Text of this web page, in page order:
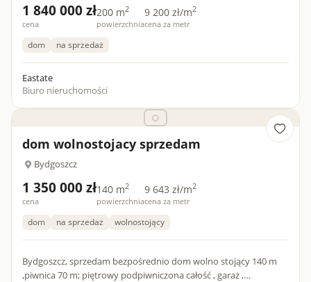
1 840 000 zł
cena
200 m2
powierzchnia
9 200 zł/m2
cena za metr
dom na sprzedaż
Eastate
Biuro nieruchomości
dom wolnostojacy sprzedam
Bydgoszcz
1 350 000 zł
cena
140 m2
powierzchnia
9 643 zł/m2
cena za metr
dom na sprzedaż wolnostojący
Bydgoszcz, sprzedam bezpośrednio dom wolno stojący 140 m
,piwnica 70 m; piętrowy podpiwniczona całość , garaż ,